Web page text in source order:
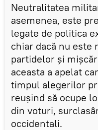
Neutralitatea
asemenea, este
legate de politica
chiar dacă nu este
partidelor și
aceasta a apelat
timpul alegerilor
reușind să ocupe
din voturi,
occidentali.